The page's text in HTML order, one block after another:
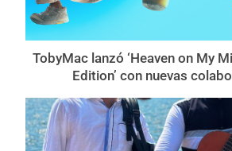
TobyMac lanzó ‘Heaven on My
Edition’ con nuevas